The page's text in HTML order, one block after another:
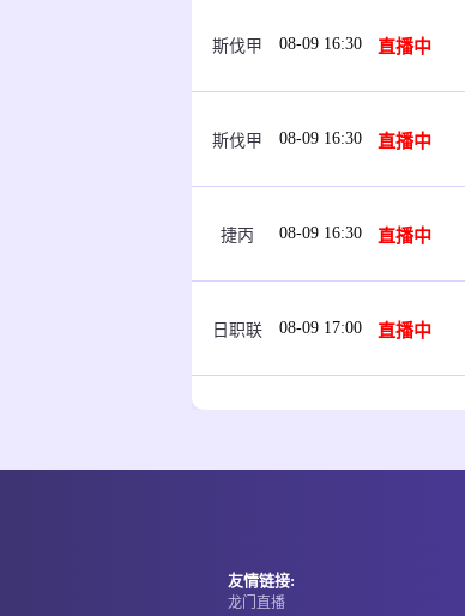
斯伐甲 08-09 16:30 直播中
斯伐甲 08-09 16:30 直播中
捷丙 08-09 16:30 直播中
日职联 08-09 17:00 直播中
08-09 18:00
友情链接:
龙门直播